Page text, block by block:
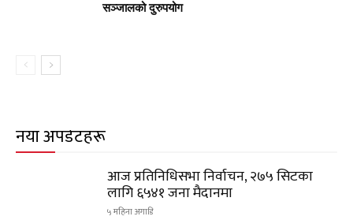
सञ्जालको दुरुपयोग
नयाँ अपडेटहरू
आज प्रतिनिधिसभा निर्वाचन, २७५ सिटका
लागि ६५४१ जना मैदानमा
५ महिना अगाडि